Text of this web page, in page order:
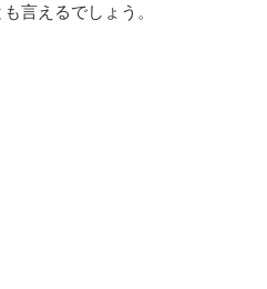
言えるでしょう。